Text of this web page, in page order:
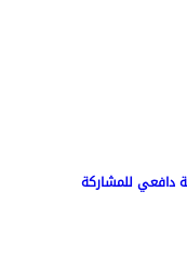
دافعي للمشاركة